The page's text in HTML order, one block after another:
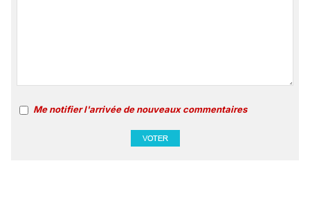
Me notifier l'arrivée de nouveaux commentaires